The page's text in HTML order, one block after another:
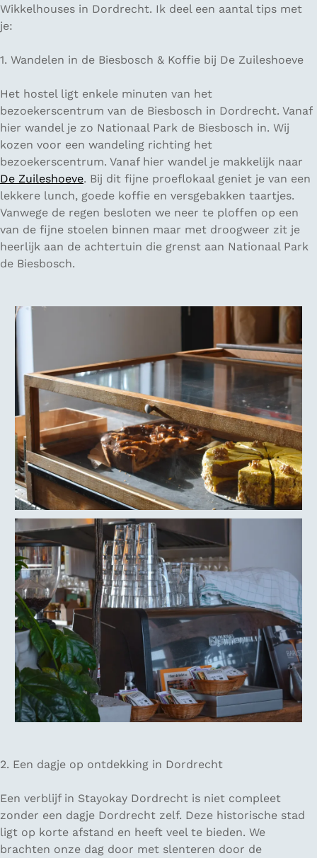
Wikkelhouses in Dordrecht. Ik deel een aantal tips met
je:
1. Wandelen in de Biesbosch & Koffie bij De Zuileshoeve
Het hostel ligt enkele minuten van het
bezoekerscentrum van de Biesbosch in Dordrecht. Vanaf
hier wandel je zo Nationaal Park de Biesbosch in. Wij
kozen voor een wandeling richting het
bezoekerscentrum. Vanaf hier wandel je makkelijk naar
De Zuileshoeve. Bij dit fijne proeflokaal geniet je van een
lekkere lunch, goede koffie en versgebakken taartjes.
Vanwege de regen besloten we neer te ploffen op een
van de fijne stoelen binnen maar met droogweer zit je
heerlijk aan de achtertuin die grenst aan Nationaal Park
de Biesbosch.
2. Een dagje op ontdekking in Dordrecht
Een verblijf in Stayokay Dordrecht is niet compleet
zonder een dagje Dordrecht zelf. Deze historische stad
ligt op korte afstand en heeft veel te bieden. We
brachten onze dag door met slenteren door de